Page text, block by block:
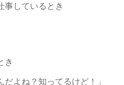
しているとき
き
だよね？知ってるけど！」